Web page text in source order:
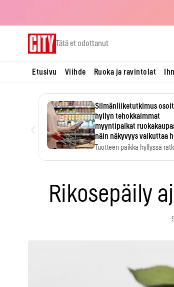
Tätä et odottanut
Etusivu Viihde Ruoka ja ravintolat
Silmänliiketutkimus
hyllyn tehokkaimmat
myyntipaikat
näin näkyvyys vaikuttaa
Tuotteen paikka hyllyssä
Rikosepäily